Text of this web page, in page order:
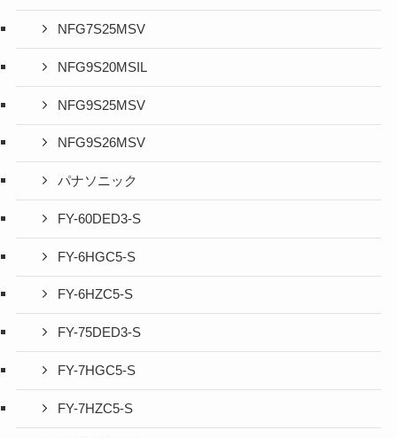
NFG7S25MSV
NFG9S20MSIL
NFG9S25MSV
NFG9S26MSV
パナソニック
FY-60DED3-S
FY-6HGC5-S
FY-6HZC5-S
FY-75DED3-S
FY-7HGC5-S
FY-7HZC5-S